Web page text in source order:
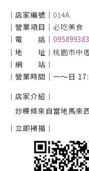
｜店家編號｜ 014A
｜營業項目｜ 必吃美食
｜電 話｜
｜地 址｜ 桃園市中
｜網 站｜
｜營業時間｜ 一～日
｜店家介紹｜
炒粿條來自當地馬來
｜立即掃描｜